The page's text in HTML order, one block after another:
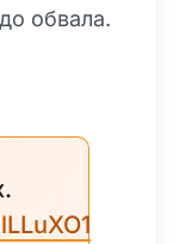
обвала.